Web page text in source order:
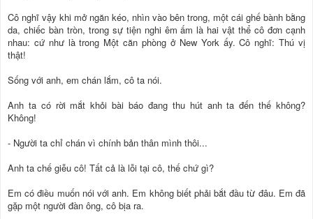
Cô nghĩ vậy khi mở ngăn kéo, nhìn vào bên trong, một cái ghế bành bằng
da, chiếc bàn tròn, trong sự tiện nghi êm ấm là hai vật thể cô đơn cạnh
nhau: cứ như là trong Một căn phòng ở New York ấy. Cô nghĩ: Thú vị
thật!
Sống với anh, em chán lắm, cô ta nói.
Anh ta có rời mắt khỏi bài báo đang thu hút anh ta đến thế không?
Không!
- Người ta chỉ chán vì chính bản thân mình thôi...
Anh ta chế giễu cô! Tất cả là lỗi tại cô, thế chứ gì?
Em có điều muốn nói với anh. Em không biết phải bắt đầu từ đâu. Em đã
gặp một người đàn ông, cô bịa ra.